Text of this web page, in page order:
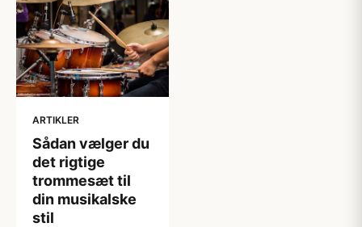
ARTIKLER
Sådan vælger du
det rigtige
trommesæt til
din musikalske
stil